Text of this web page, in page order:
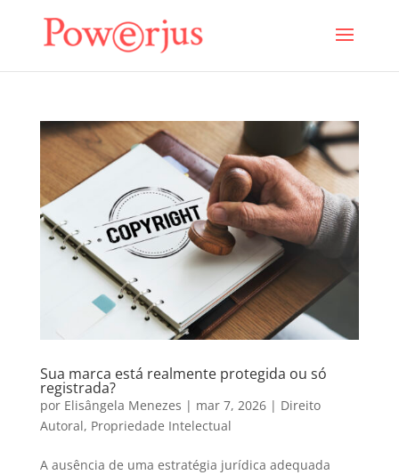
Sua marca está realmente protegida ou só
registrada?
por Elisângela Menezes | mar 7, 2026| Direito
Autoral, Propriedade Intelectual
A ausência de uma estratégia jurídica adequada